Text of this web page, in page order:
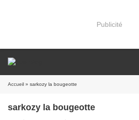
Publicité
Accueil » sarkozy la bougeotte
sarkozy la bougeotte